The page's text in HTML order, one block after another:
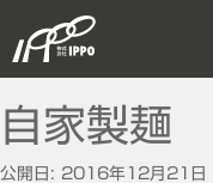
自家製麺
公開日: 2016年12月21日